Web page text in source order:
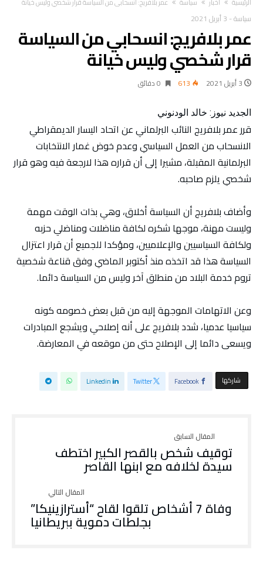
سياسة- 3 أبريل 2021
عمر بلافريج: انسحابي من السياسة
قرار شخصي وليس خيانة
3 أبريل 2021 613 0 ‫دقائق‬
الجديد نيوز: خالد الودنوني
قرر عمر بلافريج النائب البرلماني عن اتحاد اليسار الديمقراطي
الانسحاب من العمل السياسي وعدم خوض غمار الانتخابات
البرلمانية المقبلة، مشيرا إلى أن قراره هذا لارجعة فيه وهو قرار
شخصي يلزم صاحبه.
وأضاف بلافريج أن السياسة أخلاق، وهي بذات الوقت مهمة
وليست مهنة، موجها شكره لكافة مناضلات ومناضلي حزبه
ولكافة السياسيين والإعلاميين، ومؤكدا للجميع أن قرار اعتزال
السياسة هذا قد اتخذه منذ أكتوبر الماضي وفق قناعة شخصية
تروم خدمة البلاد من منطلق آخر وليس من السياسة دائما.
وعن الاتهامات الموجهة إليه من قبل بعض خصومه كونه
سياسيا عدميا، شدد بلافريج على أنه إصلاحي ويشجع المبادرات
ويسعى دائما إلى الإصلاح حتى من موقعه في المعارضة.
‫‫ شاركها‬ Facebook
Twitter
Linkedin
توقيف شخص بالقصر الكبير اختطف
سيدة لخلافه مع ابنها القاصر
وفاة 7 أشخاص تلقوا لقاح “أسترازينيكا”
بجلطات دموية ببريطانيا